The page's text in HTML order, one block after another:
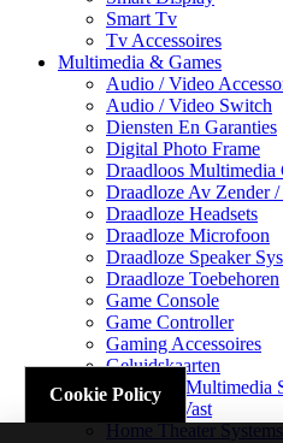
Smart Tv
Tv Accessoires
Multimedia & Games
Audio / Video
Audio / Video Switch
Diensten En Garanties
Digital Photo Frame
Draadloos Multimedia
Draadloze Av Zender
Draadloze Headsets
Draadloze Microfoon
Draadloze Speaker
Draadloze Toebehoren
Game Console
Game Controller
Gaming Accessoires
Geluidskaarten
Handheld Multimedia
Headsets Vast
Home Theater Systems
Cookie Policy